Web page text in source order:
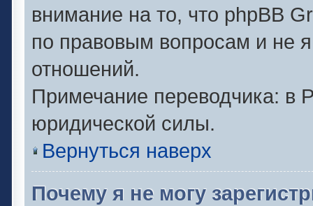
внимание на то, что phpBB
по правовым вопросам и не
отношений.
Примечание переводчика: в
юридической силы.
Вернуться наверх
Почему я не могу